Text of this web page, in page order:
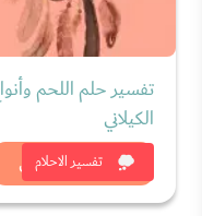
تفسير الاحلام
تفسير حلم اللحم
الكيلاني
شاهد الان